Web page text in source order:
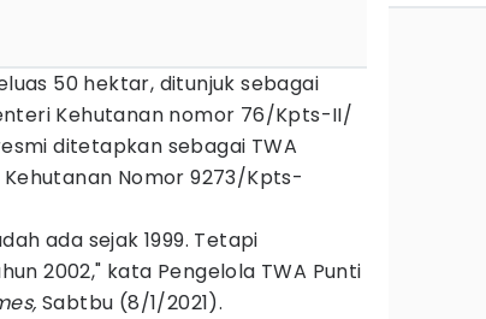
50 hektar, ditunjuk sebagai
Kehutanan nomor 76/Kpts-II/
ditetapkan sebagai TWA
Nomor 9273/Kpts-
ada sejak 1999. Tetapi
2002," kata Pengelola TWA Punti
Sabtbu (8/1/2021).